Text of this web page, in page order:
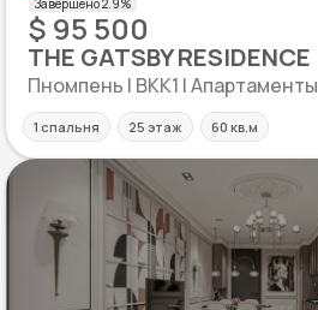
$ 95 500
THE GATSBY RESIDENCE
Пномпень | BKK1 | Апартаменты
1 спальня 25 этаж 60 кв.м